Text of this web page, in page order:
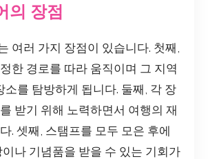
의 장점
여러 가지 장점이 있습니다. 첫째,
한 경로를 따라 움직이며 그 지역
소를 탐방하게 됩니다. 둘째, 각 장
받기 위해 노력하면서 여행의 재
. 셋째, 스탬프를 모두 모은 후에
나 기념품을 받을 수 있는 기회가